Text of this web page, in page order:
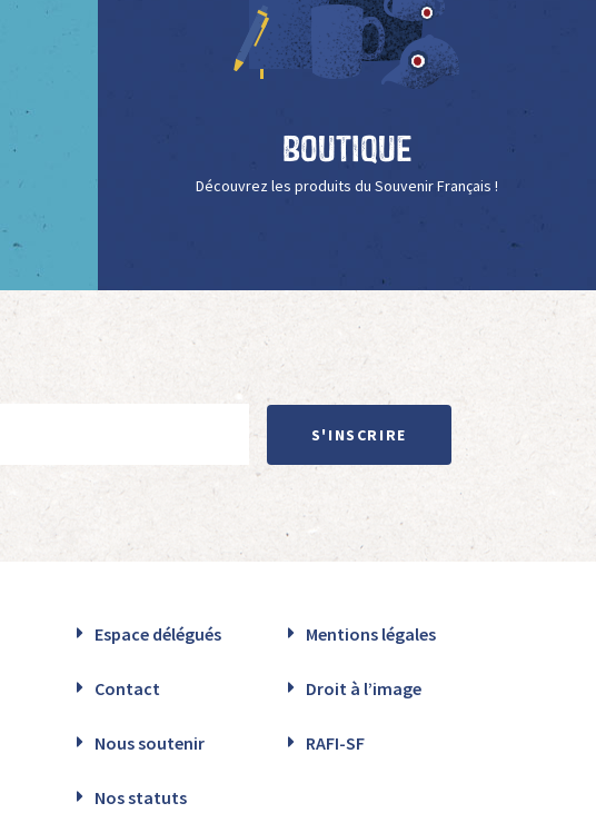
Boutique
Découvrez les produits du Souvenir Français !
S'INSCRIRE
Espace délégués Mentions légales
Contact Droit à l’image
Nous soutenir RAFI-SF
Nos statuts